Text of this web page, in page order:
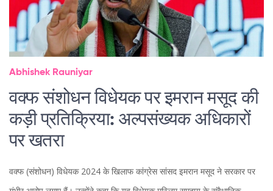
Abhishek Rauniyar
वक्फ संशोधन विधेयक पर इमरान मसूद की
कड़ी प्रतिक्रिया: अल्पसंख्यक अधिकारों
पर खतरा
वक्फ (संशोधन) विधेयक 2024 के खिलाफ कांग्रेस सांसद इमरान मसूद ने सरकार पर